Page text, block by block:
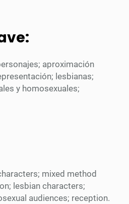
aproximación
lesbianas;
y homosexuales;
mixed method
lesbian characters;
audiences; reception.